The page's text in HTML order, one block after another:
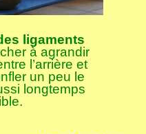
ligaments
à agrandir
l’arrière et
un peu le
longtemps